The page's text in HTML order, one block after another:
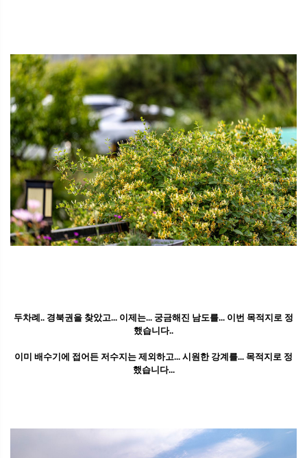
두차례.. 경북권을 찾았고... 이제는... 궁금해진 남도를... 이번 목적지로 정
했습니다..
이미 배수기에 접어든 저수지는 제외하고... 시원한 강계를... 목적지로 정
했습니다...